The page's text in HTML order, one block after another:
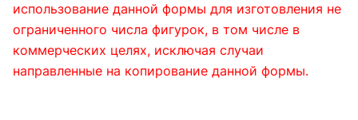
использование данной формы для изготовления не
ограниченного числа фигурок, в том числе в
коммерческих целях, исключая случаи
направленные на копирование данной формы.